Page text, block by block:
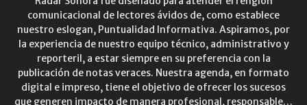
comunicacional de lectores ávidos de, como establece
nuestro eslogan, Puntualidad Informativa. Aspiramos, por
la experiencia de nuestro equipo técnico, administrativo y
reporteril, a estar siempre en su preferencia con la
publicación de notas veraces. Nuestra agenda, en formato
digital e impreso, tiene el objetivo de ofrecer los sucesos
que generen impacto de manera profesional, responsable…